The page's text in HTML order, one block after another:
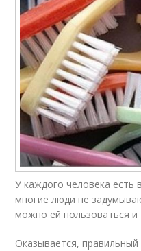
У каждого человека есть
многие люди не
можно ей пользоваться и
Оказывается,